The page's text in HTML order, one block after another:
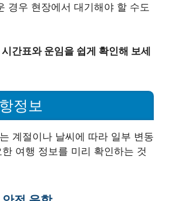
경우 현장에서 대기해야 할 수도
간표와 운임을 쉽게 확인해 보세
정보
계절이나 날씨에 따라 일부 변동
여행 정보를 미리 확인하는 것